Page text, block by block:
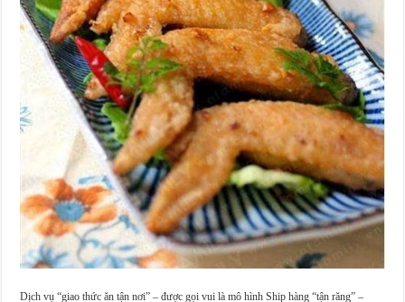
Dịch vụ “giao thức ăn tận nơi” – được gọi vui là mô hình Ship hàng “tận răng” –